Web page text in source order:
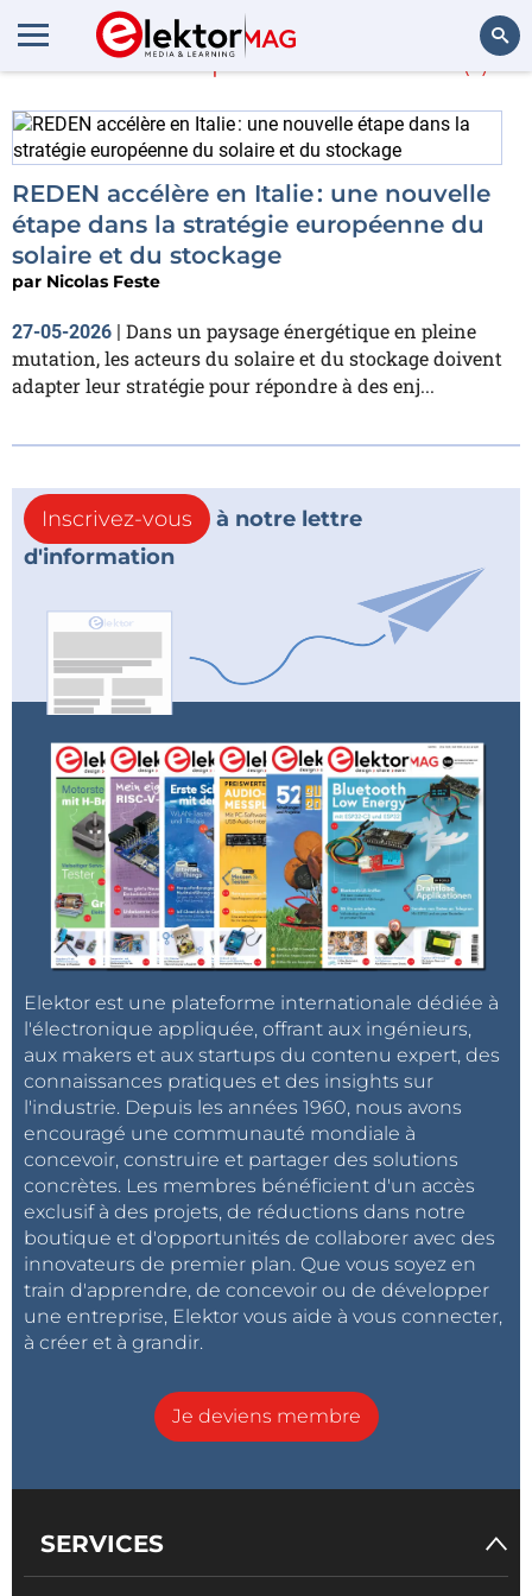
En savoir plus sur (1)
REDEN accélère en Italie : une nouvelle
étape dans la stratégie européenne du
solaire et du stockage
par Nicolas Feste
27-05-2026 | Dans un paysage énergétique en pleine
mutation, les acteurs du solaire et du stockage doivent
adapter leur stratégie pour répondre à des enj...
Inscrivez-vous
à notre lettre
d'information
Elektor est une plateforme internationale dédiée à
l'électronique appliquée, offrant aux ingénieurs,
aux makers et aux startups du contenu expert, des
connaissances pratiques et des insights sur
l'industrie. Depuis les années 1960, nous avons
encouragé une communauté mondiale à
concevoir, construire et partager des solutions
concrètes. Les membres bénéficient d'un accès
exclusif à des projets, de réductions dans notre
boutique et d'opportunités de collaborer avec des
innovateurs de premier plan. Que vous soyez en
train d'apprendre, de concevoir ou de développer
une entreprise, Elektor vous aide à vous connecter,
à créer et à grandir.
Je deviens membre
SERVICES